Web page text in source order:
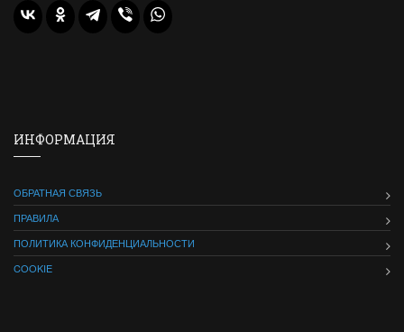
ИНФОРМАЦИЯ
ОБРАТНАЯ СВЯЗЬ
ПРАВИЛА
ПОЛИТИКА КОНФИДЕНЦИАЛЬНОСТИ
COOKIE